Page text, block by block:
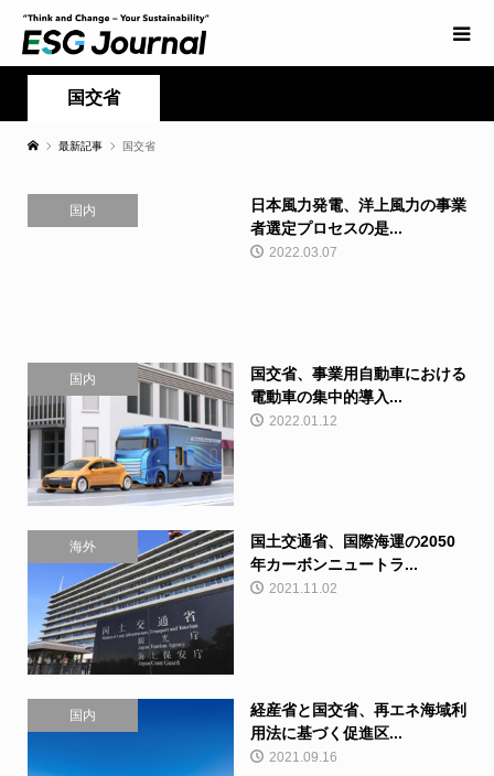
国交省
最新記事 国交省
国内
日本風力発電、洋上風力の事業
者選定プロセスの是...
2022.03.07
国内
国交省、事業用自動車における
電動車の集中的導入...
2022.01.12
海外
国土交通省、国際海運の2050
年カーボンニュートラ...
2021.11.02
国内
経産省と国交省、再エネ海域利
用法に基づく促進区...
2021.09.16